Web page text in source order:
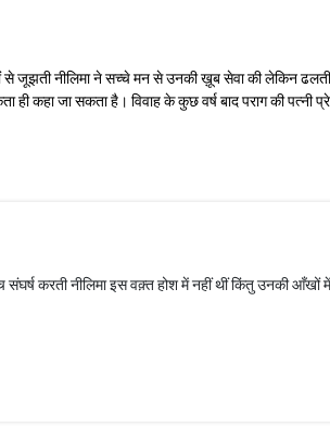
से जूझती नीलिमा ने सच्चे मन से उनकी ख़ूब सेवा की लेकिन
कहा जा सकता है। विवाह के कुछ वर्ष बाद पराग की पत्नी
करती नीलिमा इस वक़्त होश में नहीं थीं किंतु उनकी आँखों